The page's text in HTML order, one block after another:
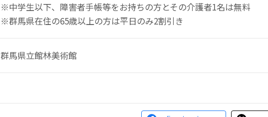
※中学生以下、障害者手帳等をお持ちの方とその介護者1名は無料
※群馬県在住の65歳以上の方は平日のみ2割引き
群馬県立館林美術館